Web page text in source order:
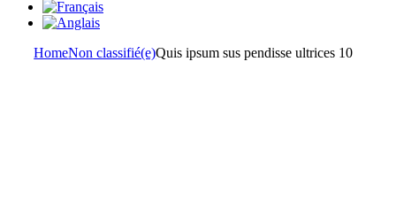
HomeNon classifié(e)Quis ipsum sus pendisse ultrices 10